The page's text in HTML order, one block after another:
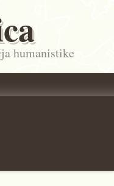
humanistike